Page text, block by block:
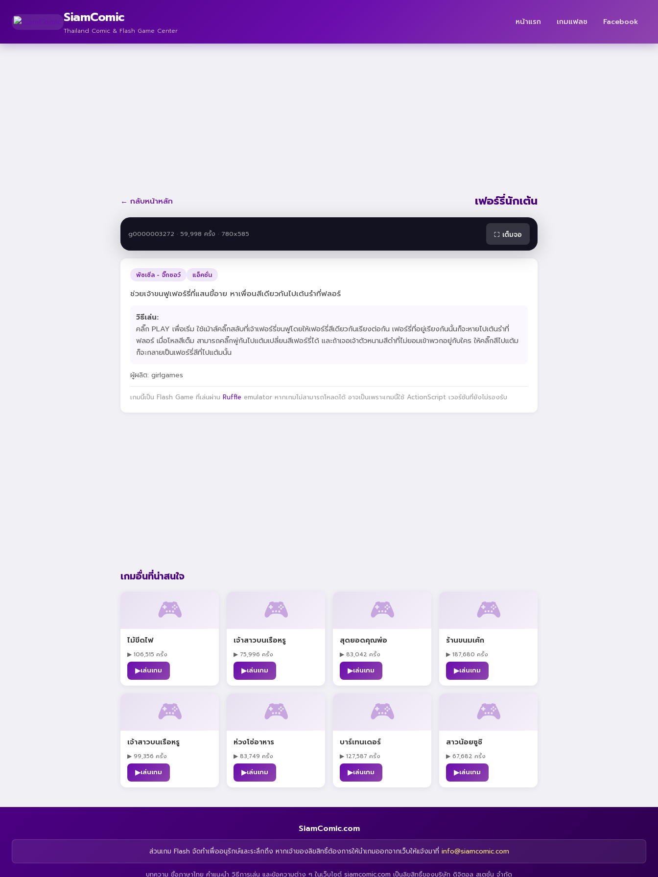
SiamComic
Thailand Comic & Flash Game Center
หน้าแรก เกมแฟลช Facebook
← กลับหน้าหลัก เฟอร์รี่นักเต้น
g0000003272 · 59,998 ครั้ง · 780x585 ⛶ เต็มจอ
พัซเซิ่ล - จิ๊กซอว์ แอ็คชั่น
ช่วยเจ้าขนฟูเฟอร์รี่ที่แสนขี้อาย หาเพื่อนสีเดียวกันไปเต้นรำที่ฟลอร์
วิธีเล่น:
คลิ๊ก PLAY เพื่อเริ่ม ใช้เม้าส์คลิ๊กสลับที่เจ้าเฟอร์รี่ขนฟูโดยให้เฟอร์รี่สีเดียวกันเรียงต่อกัน เฟอร์รี่ที่อยู่เรียงกันนั้นก็จะหายไปเต้นรำที่
ฟลอร์ เมื่อโหลสีเต็ม สามารถคลิ๊กพู่กันไปแต้มเปลี่ยนสีเฟอร์รี่ได้ และถ้าเจอเจ้าตัวหนามสีดำที่ไม่ยอมเข้าพวกอยู่กับใคร ให้คลิ๊กสีไปแต้ม
ก็จะกลายเป็นเฟอร์รี่สีที่ไปแต้มนั้น
ผู้ผลิต: girlgames
เกมนี้เป็น Flash Game ที่เล่นผ่าน Ruffle emulator หากเกมไม่สามารถโหลดได้ อาจเป็นเพราะเกมนี้ใช้ ActionScript เวอร์ชันที่ยังไม่รองรับ
เกมอื่นที่น่าสนใจ
🎮
ไม้ขีดไฟ
▶ 106,515 ครั้ง
▶เล่นเกม
🎮
เจ้าสาวบนเรือหรู
▶ 75,996 ครั้ง
▶เล่นเกม
🎮
สุดยอดคุณพ่อ
▶ 83,042 ครั้ง
▶เล่นเกม
🎮
ร้านขนมเค้ก
▶ 187,680 ครั้ง
▶เล่นเกม
🎮
เจ้าสาวบนเรือหรู
▶ 99,356 ครั้ง
▶เล่นเกม
🎮
ห่วงโซ่อาหาร
▶ 83,749 ครั้ง
▶เล่นเกม
🎮
บาร์เทนเดอร์
▶ 127,587 ครั้ง
▶เล่นเกม
🎮
สาวน้อยซูชิ
▶ 67,682 ครั้ง
▶เล่นเกม
SiamComic.com
ส่วนเกม Flash จัดทำเพื่ออนุรักษ์และระลึกถึง หากเจ้าของลิขสิทธิ์ต้องการให้นำเกมออกจากเว็บให้แจ้งมาที่ info@siamcomic.com
บทความ ชื่อภาษาไทย คำแนะนำ วิธีการเล่น และข้อความต่าง ๆ ในเว็บไซต์ siamcomic.com เป็นลิขสิทธิ์ของบริษัท ดิจิตอล สเตชั่น จำกัด